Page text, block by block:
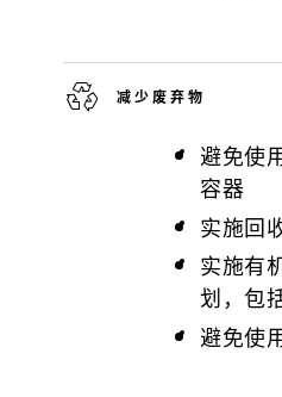
减少废弃物
避免使
容器
实施回
实施有
划，包
避免使